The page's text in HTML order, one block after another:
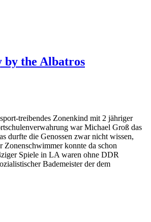
the Albatros
treibendes Zonenkind mit 2 jähriger
war Michael Groß das
durfte die Genossen zwar nicht wissen,
Zonenschwimmer konnte da schon
Spiele in LA waren ohne DDR
Bademeister der dem